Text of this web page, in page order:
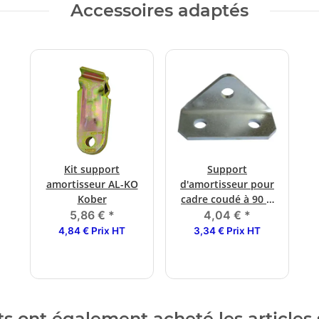
Accessoires adaptés
Kit support
amortisseur AL-KO
Kober
5,86 € *
4,84 € Prix HT
Support
d'amortisseur pour
cadre coudé à 90 °,
vissable
4,04 € *
3,34 € Prix HT